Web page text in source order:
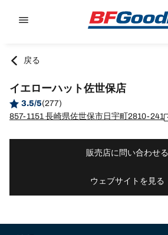
戻る
イエローハット佐世保店
3.5/5(277)
857-1151 長崎県佐世保市日宇町2810-241
販売店に問い合わせる
ウェブサイトを見る